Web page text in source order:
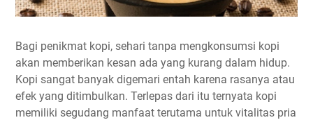
Bagi penikmat kopi, sehari tanpa mengkonsumsi kopi
akan memberikan kesan ada yang kurang dalam hidup.
Kopi sangat banyak digemari entah karena rasanya atau
efek yang ditimbulkan. Terlepas dari itu ternyata kopi
memiliki segudang manfaat terutama untuk vitalitas pria